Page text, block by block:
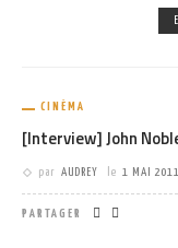
CINÉMA
[Interview] John
par AUDREY le 1 MAI 2011
PARTAGER